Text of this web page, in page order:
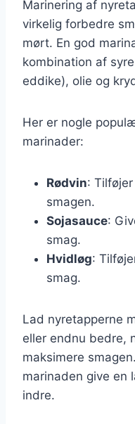
Marinering af
virkelig forbedre
mørt. En god
kombination af
eddike), olie og
Her er nogle
marinader:
Rødvin:
smagen.
Sojasauce:
smag.
Hvidløg:
smag.
Lad nyretapperne
eller endnu bedre,
maksimere
marinaden give en
indre.